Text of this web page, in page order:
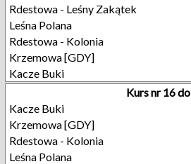
Rdestowa - Leśny Zakątek
Leśna Polana
Rdestowa - Kolonia
Krzemowa [GDY]
Kacze Buki
Kurs nr 16 do
Kacze Buki
Krzemowa [GDY]
Rdestowa - Kolonia
Leśna Polana